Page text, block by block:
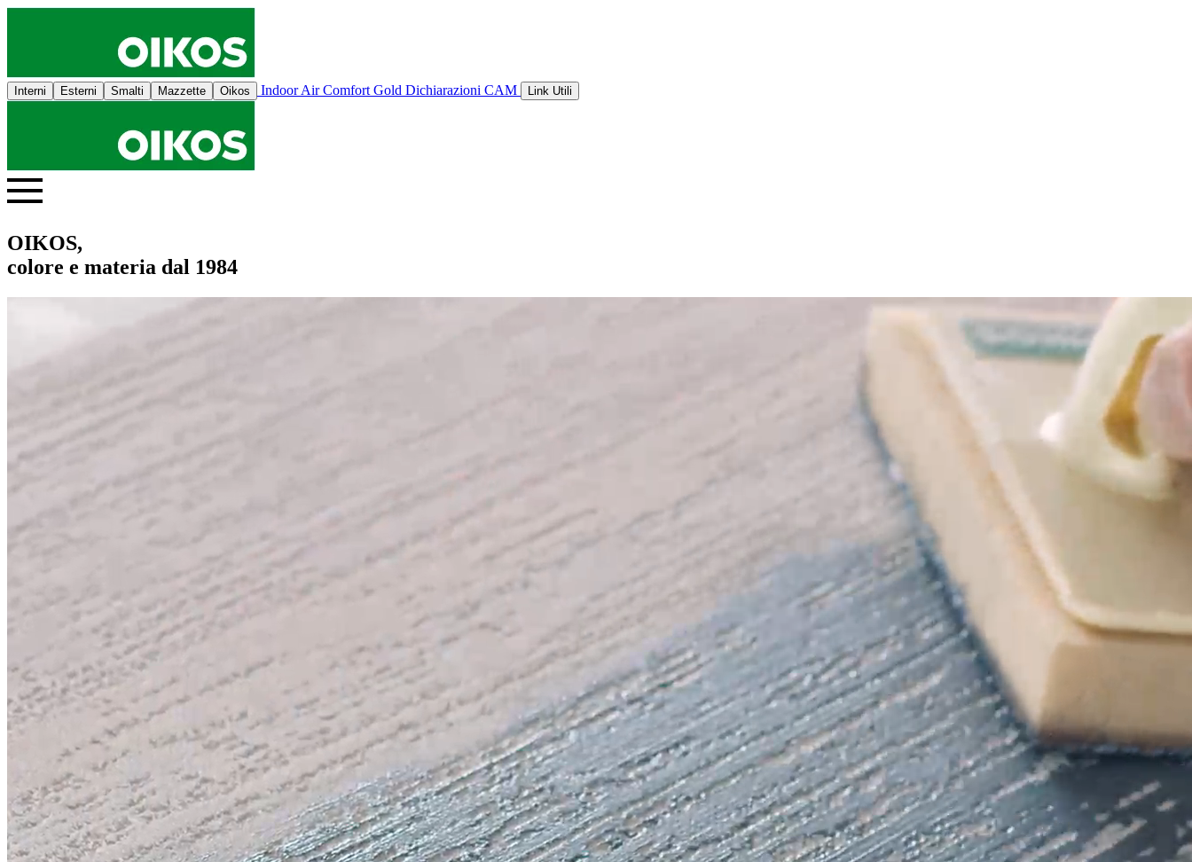
Interni Esterni Smalti Mazzette Oikos Indoor Air Comfort Gold Dichiarazioni CAM Link Utili
OIKOS,
colore e materia dal 1984